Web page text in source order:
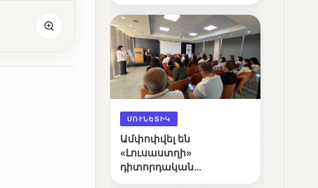
ճանապարհը
ՄՈՒՆԵՏԻԿ
Ամփոփվել են
«Լուսաստղի»
դիտորդական